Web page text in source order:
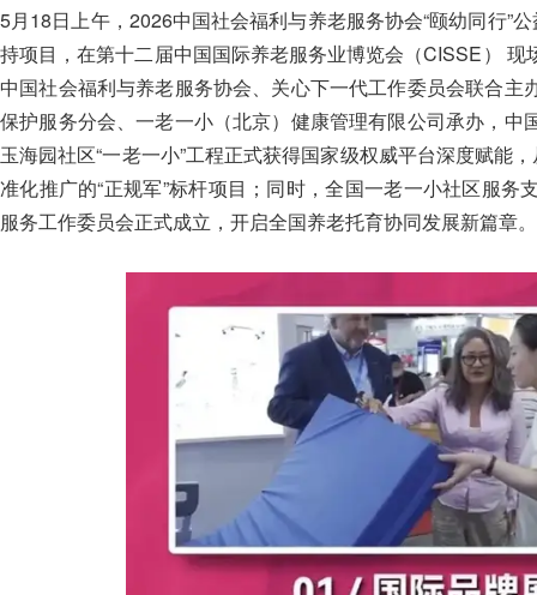
5月18日上午，2026中国社会福利与养老服务协会“颐幼同行”
持项目，在第十二届中国国际养老服务业博览会（CISSE）
中国社会福利与养老服务协会、关心下一代工作委员会联合
保护服务分会、一老一小（北京）健康管理有限公司承办，
玉海园社区“一老一小”工程正式获得国家级权威平台深度赋能
准化推广的“正规军”标杆项目；同时，全国一老一小社区服
服务工作委员会正式成立，开启全国养老托育协同发展新篇章。